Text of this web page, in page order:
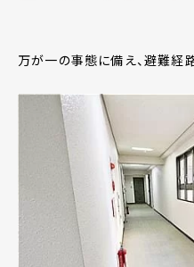
万が一の事態に備え、避難経